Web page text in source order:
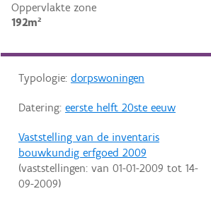
Oppervlakte zone
192m²
Typologie: dorpswoningen
Datering: eerste helft 20ste eeuw
Vaststelling van de inventaris
bouwkundig erfgoed 2009
(vaststellingen: van 01-01-2009 tot 14-
09-2009)